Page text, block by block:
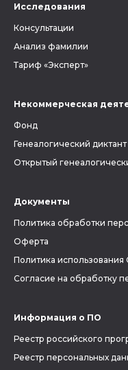
Исследования
Консультации
Анализ фамилии
Тариф «Эксперт»
Некоммерческая
Фонд
Генеалогический диктант
Открытый
Документы
Политика обработки
Оферта
Политика использования
Согласие на обработку
Информация о ПО
Реестр российского
Реестр персональных